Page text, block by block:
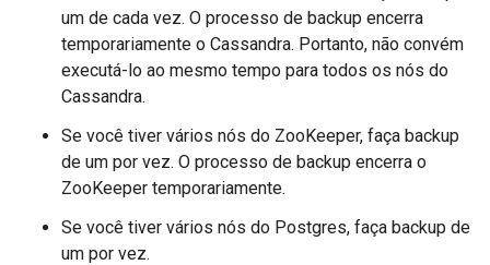
um de cada vez. O processo de backup encerra
temporariamente o Cassandra. Portanto, não convém
executá-lo ao mesmo tempo para todos os nós do
Cassandra.
Se você tiver vários nós do ZooKeeper, faça backup
de um por vez. O processo de backup encerra o
ZooKeeper temporariamente.
Se você tiver vários nós do Postgres, faça backup de
um por vez.